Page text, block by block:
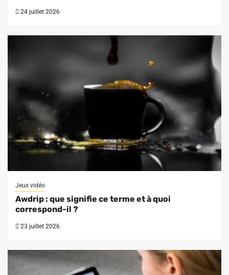
24 juillet 2026
Jeux vidéo
Awdrip : que signifie ce terme et à quoi
correspond-il ?
23 juillet 2026